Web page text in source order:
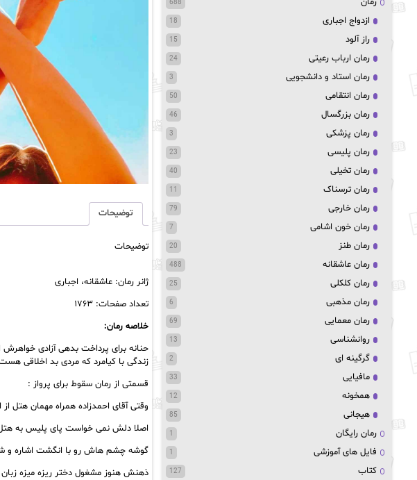
توضیحات
توضیحات
ژانر رمان: عاشقانه، اجباری
تعداد صفحات: ۱۷۶۳
خلاصه رمان:
حنانه برای پرداخت بدهی آزادی
زندگی با کیامرد که مردی بد اخلاقی
قسمتی از رمان سقوط برای پرواز :
وقتی آقای احمدزاده همراه مهمان هتل
اصلا دلش نمی خواست پای پلیس به
گوشه چشم هاش رو با انگشت اشاره
ذهنش هنوز مشغول دختر ریزه میزه
688
ازدواج اجباری 18
راز آلود 15
رمان ارباب رعیتی 24
رمان استاد و دانشجویی 3
رمان انتقامی 50
رمان بزرگسال 46
رمان پزشکی 3
رمان پلیسی 23
رمان تخیلی 40
رمان ترسناک 11
رمان خارجی 79
رمان خون اشامی 7
رمان طنز 20
رمان عاشقانه 488
رمان کلکلی 25
رمان مذهبی 6
رمان معمایی 69
روانشناسی 13
گرگینه ای 2
مافیایی 33
همخونه 12
هیجانی 85
رمان رایگان 1
فایل های آموزشی 1
کتاب 127